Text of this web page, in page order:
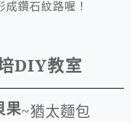
鑽石紋路喔！
DIY教室
果~猶太麵包